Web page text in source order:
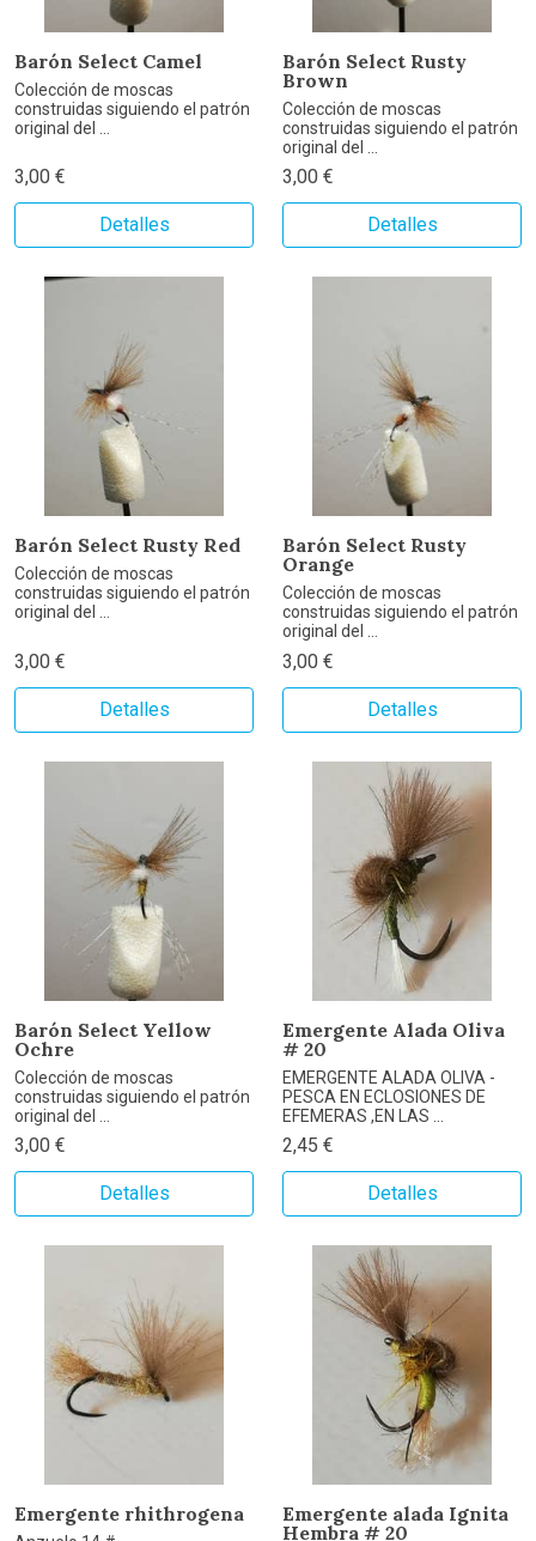
Barón Select Camel
Colección de moscas
construidas siguiendo el patrón
original del ...
3,00 €
Detalles
Barón Select Rusty
Brown
Colección de moscas
construidas siguiendo el patrón
original del ...
3,00 €
Detalles
Barón Select Rusty Red
Colección de moscas
construidas siguiendo el patrón
original del ...
3,00 €
Detalles
Barón Select Rusty
Orange
Colección de moscas
construidas siguiendo el patrón
original del ...
3,00 €
Detalles
Barón Select Yellow
Ochre
Colección de moscas
construidas siguiendo el patrón
original del ...
3,00 €
Detalles
Emergente Alada Oliva
# 20
EMERGENTE ALADA OLIVA -
PESCA EN ECLOSIONES DE
EFEMERAS ,EN LAS ...
2,45 €
Detalles
Emergente rhithrogena
Emergente alada Ignita
Hembra # 20